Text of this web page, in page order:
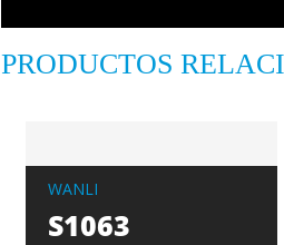
PRODUCTOS
WANLI
S1063